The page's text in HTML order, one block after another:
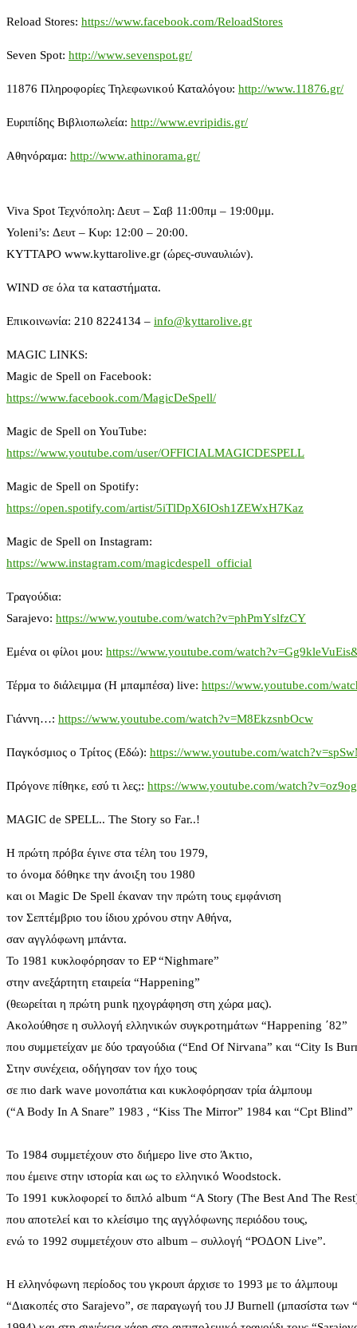
Reload Stores: https://www.facebook.com/ReloadStores
Seven Spot: http://www.sevenspot.gr/
11876 Πληροφορίες Τηλεφωνικού Καταλόγου: http://www.11876.gr/
Ευριπίδης Βιβλιοπωλεία: http://www.evripidis.gr/
Αθηνόραμα: http://www.athinorama.gr/
Viva Spot Τεχνόπολη: Δευτ – Σαβ 11:00πμ – 19:00μμ.
Yoleni’s: Δευτ – Κυρ: 12:00 – 20:00.
ΚΥΤΤΑΡΟ www.kyttarolive.gr (ώρες-συναυλιών).
WIND σε όλα τα καταστήματα.
Επικοινωνία: 210 8224134 – info@kyttarolive.gr
MAGIC LINKS:
Magic de Spell on Facebook:
https://www.facebook.com/MagicDeSpell/
Magic de Spell on YouTube:
https://www.youtube.com/user/OFFICIALMAGICDESPELL
Magic de Spell on Spotify:
https://open.spotify.com/artist/5iTlDpX6IOsh1ZEWxH7Kaz
Magic de Spell on Instagram:
https://www.instagram.com/magicdespell_official
Τραγούδια:
Sarajevo: https://www.youtube.com/watch?v=phPmYslfzCY
Εμένα οι φίλοι μου: https://www.youtube.com/
Τέρμα το διάλειμμα (Η μπαμπέσα) live: https://www.youtube.com/
Γιάννη…: https://www.youtube.com/watch?v=M8EkzsnbOcw
Παγκόσμιος ο Τρίτος (Εδώ): https://www.youtube.com/
Πρόγονε πίθηκε, εσύ τι λες;: https://www.youtube.com/
MAGIC de SPELL.. The Story so Far..!
Η πρώτη πρόβα έγινε στα τέλη του 1979,
το όνομα δόθηκε την άνοιξη του 1980
και οι Magic De Spell έκαναν την πρώτη τους εμφάνιση
τον Σεπτέμβριο του ίδιου χρόνου στην Αθήνα,
σαν αγγλόφωνη μπάντα.
Το 1981 κυκλοφόρησαν το EP “Nighmare”
στην ανεξάρτητη εταιρεία “Happening”
(θεωρείται η πρώτη punk ηχογράφηση στη χώρα μας).
Ακολούθησε η συλλογή ελληνικών συγκροτημάτων “Happening ΄82”
που συμμετείχαν με δύο τραγούδια (“End Of Nirvana” και “City Is
Στην συνέχεια, οδήγησαν τον ήχο τους
σε πιο dark wave μονοπάτια και κυκλοφόρησαν τρία άλμπουμ
(“A Body In A Snare” 1983 , “Kiss The Mirror” 1984 και “Cpt Blind”
Το 1984 συμμετέχουν στο διήμερο live στο Άκτιο,
που έμεινε στην ιστορία και ως το ελληνικό Woodstock.
Το 1991 κυκλοφορεί το διπλό album “A Story (The Best And The
που αποτελεί και το κλείσιμο της αγγλόφωνης περιόδου τους,
ενώ το 1992 συμμετέχουν στο album – συλλογή “ΡΟΔΟΝ Live”.
Η ελληνόφωνη περίοδος του γκρουπ άρχισε το 1993 με το άλμπουμ
“Διακοπές στο Sarajevo”, σε παραγωγή του JJ Burnell (μπασίστα των